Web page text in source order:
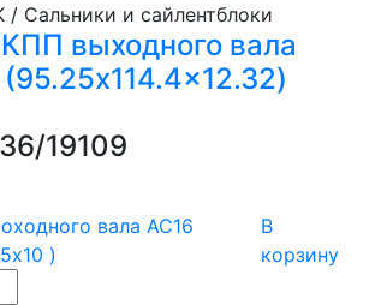
/ Сальники и сайлентблоки
выходного вала
19109
В
корзину